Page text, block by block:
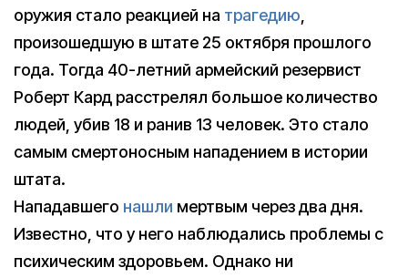
оружия стало реакцией на трагедию,
произошедшую в штате 25 октября прошлого
года. Тогда 40-летний армейский резервист
Роберт Кард расстрелял большое количество
людей, убив 18 и ранив 13 человек. Это стало
самым смертоносным нападением в истории
штата.
Нападавшего нашли мертвым через два дня.
Известно, что у него наблюдались проблемы с
психическим здоровьем. Однако ни